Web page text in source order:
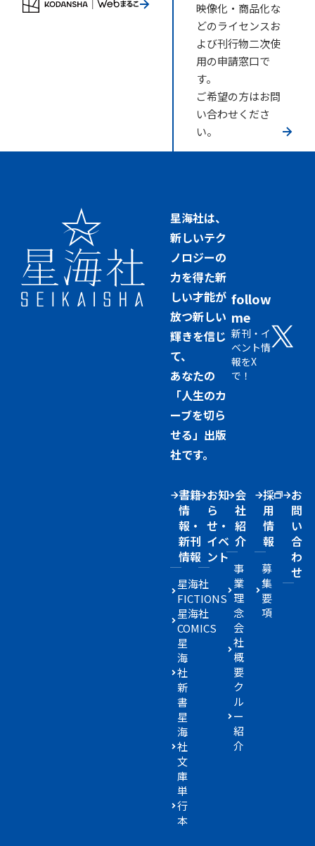
映像化・商品化な
どのライセンスお
よび刊行物二次使
用の申請窓口で
す。
ご希望の方はお問
い合わせくださ
い。
星海社は、
新しいテク
ノロジーの
力を得た新
しい才能が
放つ新しい
輝きを信じ
て、
あなたの
「人生のカ
ーブを切ら
せる」出版
社です。
follow
me
新刊・イ
ベント情
報をX
で！
書籍
情
報・
新刊
情報
星海社
FICTIONS
星海社
COMICS
星
海
社
新
書
星
海
社
文
庫
単
行
本
お知
ら
せ・
イベ
ント
会
社
紹
介
事
業
理
念
会
社
概
要
ク
ル
ー
紹
介
採
用
情
報
募
集
要
項
お
問
い
合
わ
せ